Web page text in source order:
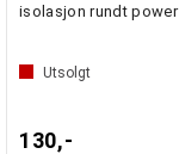
isolasjon rundt power
Utsolgt
130,-